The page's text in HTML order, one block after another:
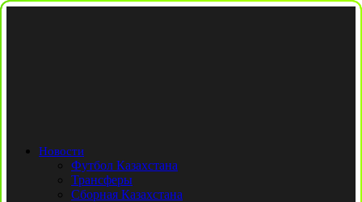
Новости
Футбол Казахстана
Трансферы
Сборная Казахстана